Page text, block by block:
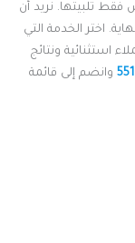
تلبيتها. نريد أن
اختر الخدمة التي
ونتائج
وانضم إلى قائمة